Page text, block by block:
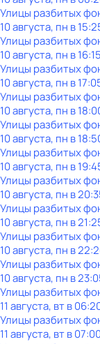
Улицы разбитых
10 августа, пн в
Улицы разбитых
10 августа, пн в 16:15
Улицы разбитых
10 августа, пн в
Улицы разбитых
10 августа, пн в
Улицы разбитых
10 августа, пн в
Улицы разбитых
10 августа, пн в
Улицы разбитых
10 августа, пн в
Улицы разбитых
10 августа, пн в
Улицы разбитых
10 августа, пн в
Улицы разбитых
10 августа, пн в
Улицы разбитых
11 августа, вт в
Улицы разбитых
11 августа, вт в 07:00